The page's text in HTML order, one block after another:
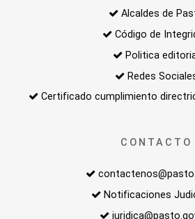
Alcaldes de
Código de
Politica
Redes
Certificado cumplimiento
CONTACTO
Notificaciones